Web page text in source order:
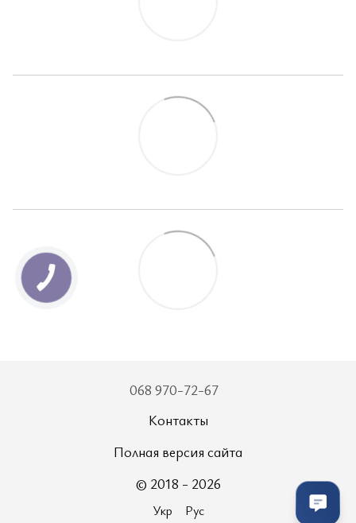
068 970-72-67
Контакты
Полная версия сайта
© 2018 - 2026
Укр Рус